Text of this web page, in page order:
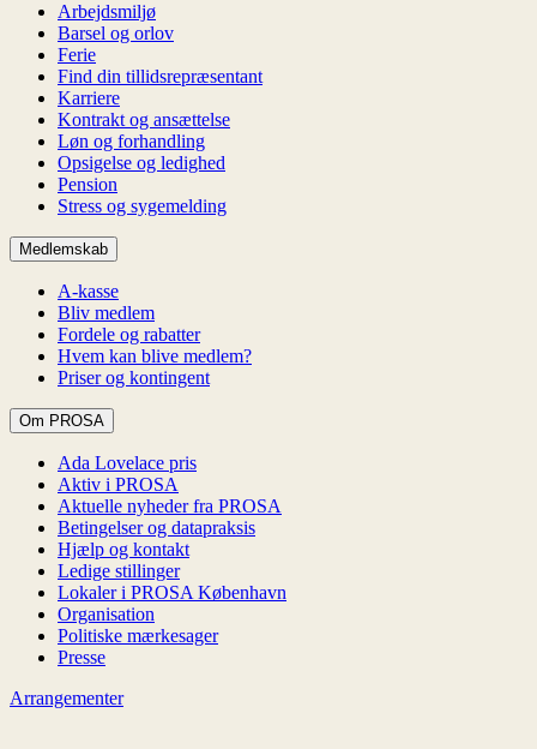
Arbejdsmiljø
Barsel og orlov
Ferie
Find din tillidsrepræsentant
Karriere
Kontrakt og ansættelse
Løn og forhandling
Opsigelse og ledighed
Pension
Stress og sygemelding
Medlemskab
A-kasse
Bliv medlem
Fordele og rabatter
Hvem kan blive medlem?
Priser og kontingent
Om PROSA
Ada Lovelace pris
Aktiv i PROSA
Aktuelle nyheder fra PROSA
Betingelser og datapraksis
Hjælp og kontakt
Ledige stillinger
Lokaler i PROSA København
Organisation
Politiske mærkesager
Presse
Arrangementer